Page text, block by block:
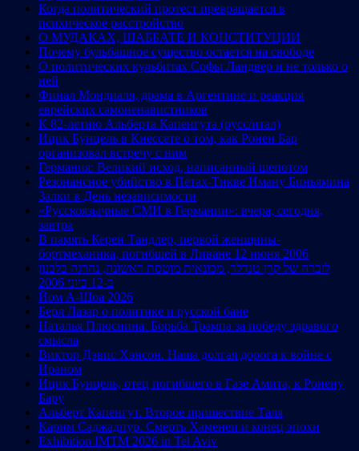
Когда политический протест превращается в
психическое расстройство
О МУДАКАХ, ШАББАТЕ И КОНСТИТУЦИИ
Почему бульбашное существо остается на свободе
О политических кульбитах Софы Ландвер и не только о
ней
Финал Мондиаля, драма в Аргентине и реакция
еврейских самоненавистников
К 82-летию Альберта Капенгута (русс/итал)
Ицик Бунцель в Кнессете о том, как Ронен Бар
организовал встречу с ним
Германия: Великий исход, написанный шепотом
Резонансное убийство в Петах-Тикве Иману Биньямина
Залки в День независимости
«Русскоязычные СМИ в Германии»: вчера, сегодня,
завтра
В память Керен Тандлер, первой женщины-
бортмеханика, погибшей в Ливане 12 июня 2006
לזכרה של קרן טנדלר, מכונאית מוטסת ראשונה, נהרגה בלבנון
ב-12 ביוני 2006
Йом А-Шоа 2026
Берл Лазар о политике и русской бане
Наталья Плюснина. Борьба Трампа за победу здравого
смысла
Виктор Дэвис Хэнсон. Наша долгая дорога к войне с
Ираном
Ицик Бунцель, отец погибшего в Газе Амита, к Ронену
Бару
Альберт Капенгут. Второе пришествие Таля
Карим Саджадпур. Смерть Хаменеи и конец эпохи
Exhibition IMTM 2026 in Tel Aviv